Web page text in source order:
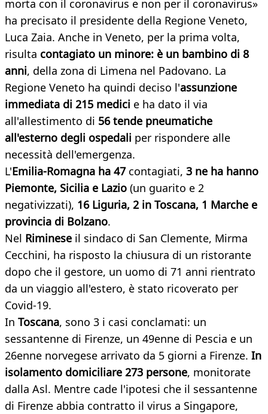
morta con il coronavirus e non per il coronavirus»
ha precisato il presidente della Regione Veneto,
Luca Zaia. Anche in Veneto, per la prima volta,
risulta contagiato un minore: è un bambino di 8
anni, della zona di Limena nel Padovano. La
Regione Veneto ha quindi deciso l'assunzione
immediata di 215 medici e ha dato il via
all'allestimento di 56 tende pneumatiche
all'esterno degli ospedali per rispondere alle
necessità dell'emergenza.
L'Emilia-Romagna ha 47 contagiati, 3 ne ha hanno
Piemonte, Sicilia e Lazio (un guarito e 2
negativizzati), 16 Liguria, 2 in Toscana, 1 Marche e
provincia di Bolzano.
Nel Riminese il sindaco di San Clemente, Mirma
Cecchini, ha risposto la chiusura di un ristorante
dopo che il gestore, un uomo di 71 anni rientrato
da un viaggio all'estero, è stato ricoverato per
Covid-19.
In Toscana, sono 3 i casi conclamati: un
sessantenne di Firenze, un 49enne di Pescia e un
26enne norvegese arrivato da 5 giorni a Firenze. In
isolamento domiciliare 273 persone, monitorate
dalla Asl. Mentre cade l'ipotesi che il sessantenne
di Firenze abbia contratto il virus a Singapore,